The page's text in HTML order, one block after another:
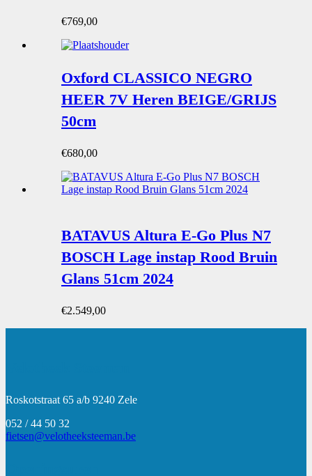
€769,00
Oxford CLASSICO NEGRO
HEER 7V Heren BEIGE/GRIJS
50cm
€680,00
BATAVUS Altura E-Go Plus N7
BOSCH Lage instap Rood Bruin
Glans 51cm 2024
€2.549,00
Roskotstraat 65 a/b 9240 Zele
052 / 44 50 32
fietsen@velotheeksteeman.be